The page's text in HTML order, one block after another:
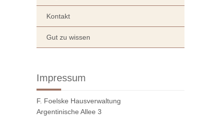
Kontakt
Gut zu wissen
Impressum
F. Foelske Hausverwaltung
Argentinische Allee 3